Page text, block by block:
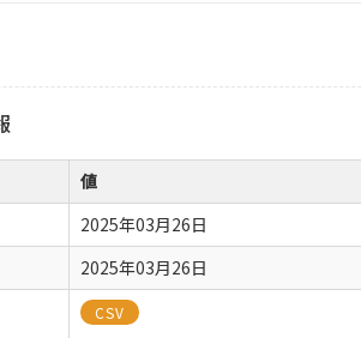
値
2025年03月26日
2025年03月26日
CSV